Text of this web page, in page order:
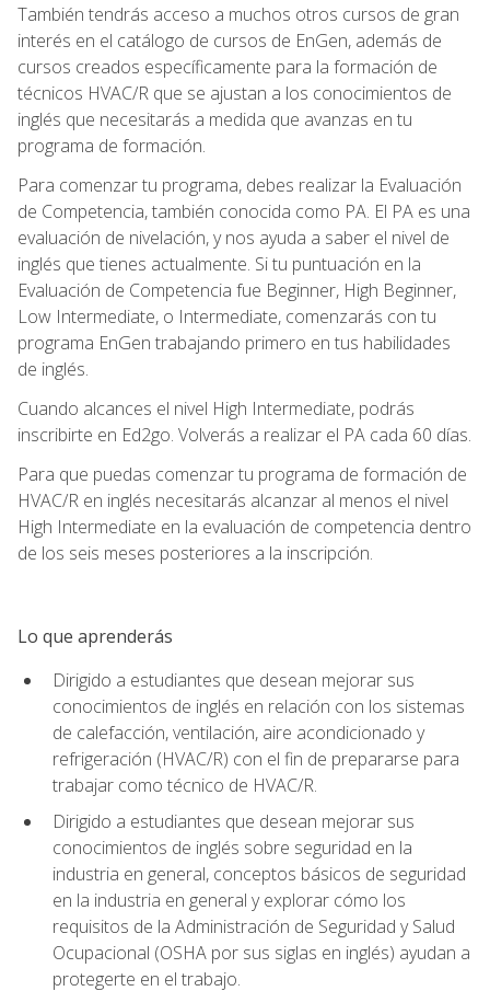
También tendrás acceso a muchos otros cursos de gran
interés en el catálogo de cursos de EnGen, además de
cursos creados específicamente para la formación de
técnicos HVAC/R que se ajustan a los conocimientos de
inglés que necesitarás a medida que avanzas en tu
programa de formación.
Para comenzar tu programa, debes realizar la Evaluación
de Competencia, también conocida como PA. El PA es una
evaluación de nivelación, y nos ayuda a saber el nivel de
inglés que tienes actualmente. Si tu puntuación en la
Evaluación de Competencia fue Beginner, High Beginner,
Low Intermediate, o Intermediate, comenzarás con tu
programa EnGen trabajando primero en tus habilidades
de inglés.
Cuando alcances el nivel High Intermediate, podrás
inscribirte en Ed2go. Volverás a realizar el PA cada 60 días.
Para que puedas comenzar tu programa de formación de
HVAC/R en inglés necesitarás alcanzar al menos el nivel
High Intermediate en la evaluación de competencia dentro
de los seis meses posteriores a la inscripción.
Lo que aprenderás
Dirigido a estudiantes que desean mejorar sus
conocimientos de inglés en relación con los sistemas
de calefacción, ventilación, aire acondicionado y
refrigeración (HVAC/R) con el fin de prepararse para
trabajar como técnico de HVAC/R.
Dirigido a estudiantes que desean mejorar sus
conocimientos de inglés sobre seguridad en la
industria en general, conceptos básicos de seguridad
en la industria en general y explorar cómo los
requisitos de la Administración de Seguridad y Salud
Ocupacional (OSHA por sus siglas en inglés) ayudan a
protegerte en el trabajo.